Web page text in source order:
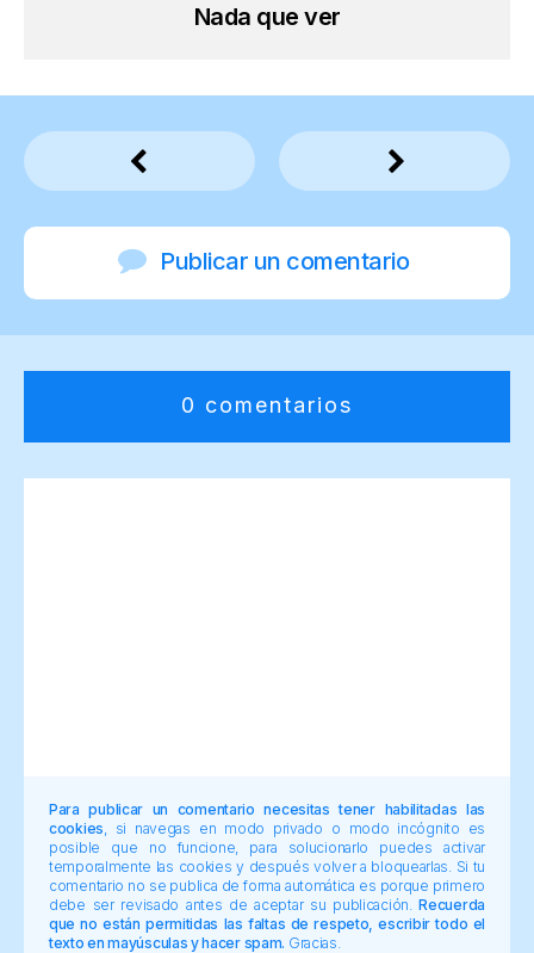
Nada que ver
Publicar un comentario
0 comentarios
Para publicar un comentario necesitas tener habilitadas las
cookies , si navegas en modo privado o modo incógnito es
posible que no funcione, para solucionarlo puedes activar
temporalmente las cookies y después volver a bloquearlas. Si tu
comentario no se publica de forma automática es porque primero
debe ser revisado antes de aceptar su publicación.Recuerda
que no están permitidas las faltas de respeto, escribir todo el
texto en mayúsculas y hacer spam. Gracias.